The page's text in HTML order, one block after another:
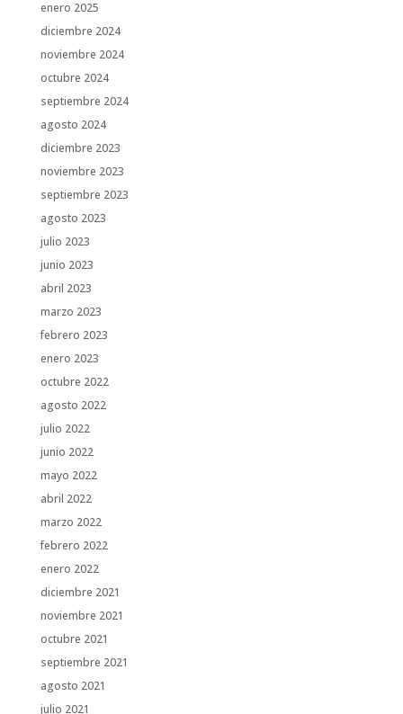
enero 2025
diciembre 2024
noviembre 2024
octubre 2024
septiembre 2024
agosto 2024
diciembre 2023
noviembre 2023
septiembre 2023
agosto 2023
julio 2023
junio 2023
abril 2023
marzo 2023
febrero 2023
enero 2023
octubre 2022
agosto 2022
julio 2022
junio 2022
mayo 2022
abril 2022
marzo 2022
febrero 2022
enero 2022
diciembre 2021
noviembre 2021
octubre 2021
septiembre 2021
agosto 2021
julio 2021